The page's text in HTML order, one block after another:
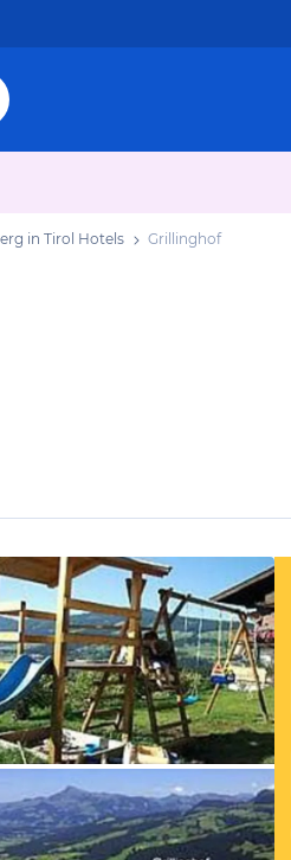
in Tirol Hotels Grillinghof
März 2011